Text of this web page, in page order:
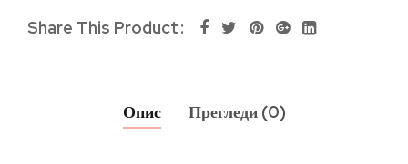
Share This Product
Опис Прегледи (0)